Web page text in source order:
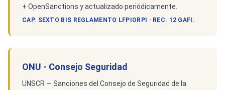
+ OpenSanctions y actualizado periódicamente.
CAP. SEXTO BIS REGLAMENTO LFPIORPI · REC. 12 GAFI.
ONU - Consejo Seguridad
UNSCR — Sanciones del Consejo de Seguridad de la